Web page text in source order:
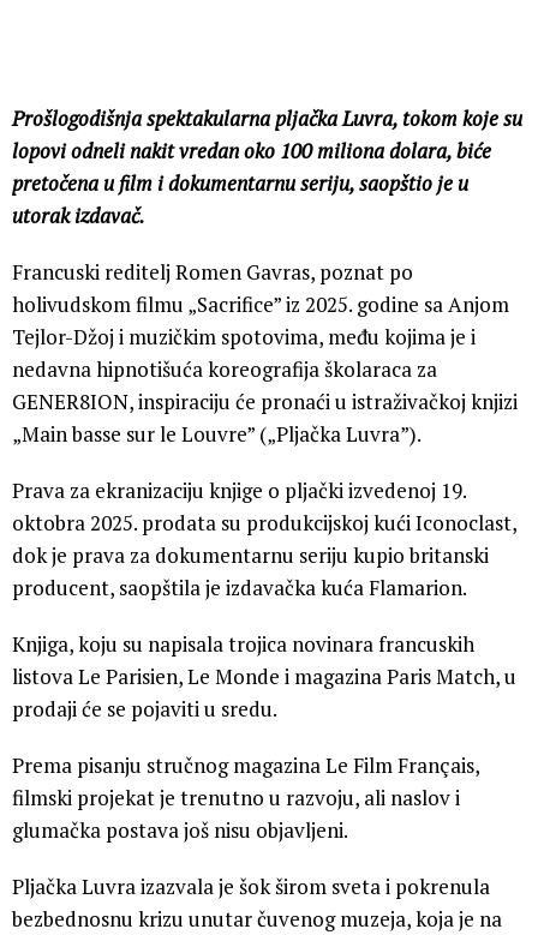
Prošlogodišnja spektakularna pljačka Luvra, tokom koje su
lopovi odneli nakit vredan oko 100 miliona dolara, biće
pretočena u film i dokumentarnu seriju, saopštio je u
utorak izdavač.
Francuski reditelj Romen Gavras, poznat po
holivudskom filmu „Sacrifice” iz 2025. godine sa Anjom
Tejlor-Džoj i muzičkim spotovima, među kojima je i
nedavna hipnotišuća koreografija školaraca za
GENER8ION, inspiraciju će pronaći u istraživačkoj knjizi
„Main basse sur le Louvre” („Pljačka Luvra”).
Prava za ekranizaciju knjige o pljački izvedenoj 19.
oktobra 2025. prodata su produkcijskoj kući Iconoclast,
dok je prava za dokumentarnu seriju kupio britanski
producent, saopštila je izdavačka kuća Flamarion.
Knjiga, koju su napisala trojica novinara francuskih
listova Le Parisien, Le Monde i magazina Paris Match, u
prodaji će se pojaviti u sredu.
Prema pisanju stručnog magazina Le Film Français,
filmski projekat je trenutno u razvoju, ali naslov i
glumačka postava još nisu objavljeni.
Pljačka Luvra izazvala je šok širom sveta i pokrenula
bezbednosnu krizu unutar čuvenog muzeja, koja je na